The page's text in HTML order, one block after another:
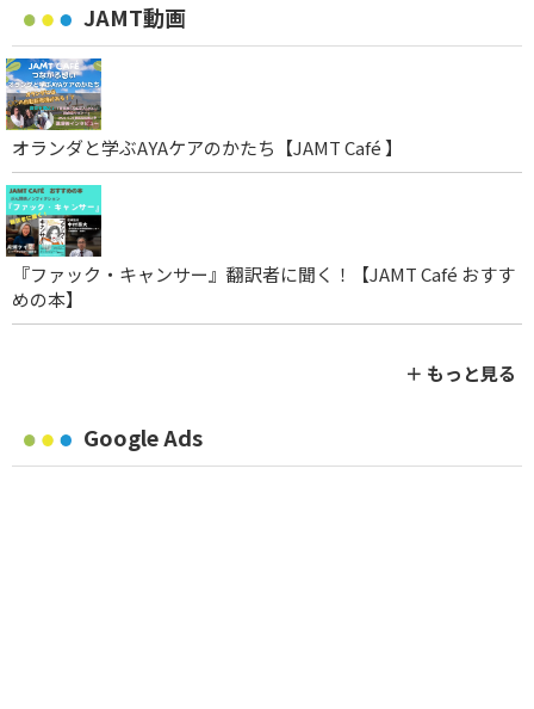
JAMT動画
オランダと学ぶAYAケアのかたち【JAMT Café 】
『ファック・キャンサー』翻訳者に聞く！【JAMT Café おすす
めの本】
＋ もっと見る
Google Ads